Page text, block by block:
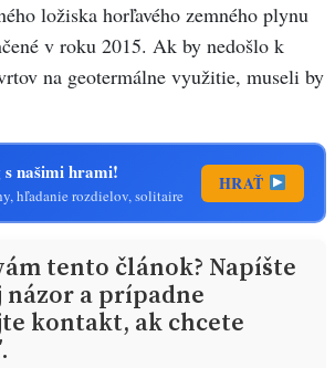
ložiska horľavého zemného plynu
v roku 2015. Ak by nedošlo k
na geotermálne využitie, museli by
našimi hrami!
hľadanie rozdielov, solitaire
HRAŤ
tento článok? Napíšte
názor a prípadne
kontakt, ak chcete